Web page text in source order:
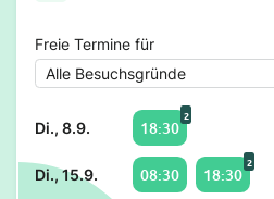
Freie Termine für
Di., 8.9. 18:30
2
Di., 15.9. 08:30 18:30
2